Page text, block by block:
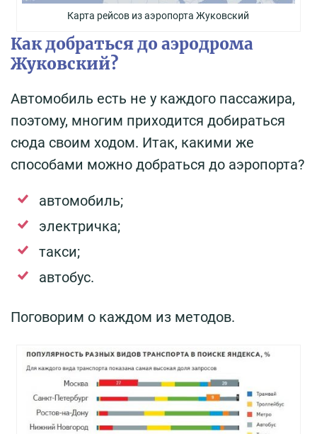
Карта рейсов из аэропорта Жуковский
Как добраться до аэродрома
Жуковский?
Автомобиль есть не у каждого пассажира,
поэтому, многим приходится добираться
сюда своим ходом. Итак, какими же
способами можно добраться до аэропорта?
автомобиль;
электричка;
такси;
автобус.
Поговорим о каждом из методов.